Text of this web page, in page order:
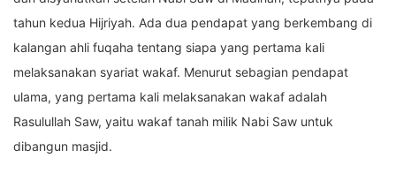
tahun kedua Hijriyah. Ada dua pendapat yang berkembang di
kalangan ahli fuqaha tentang siapa yang pertama kali
melaksanakan syariat wakaf. Menurut sebagian pendapat
ulama, yang pertama kali melaksanakan wakaf adalah
Rasulullah Saw, yaitu wakaf tanah milik Nabi Saw untuk
dibangun masjid.